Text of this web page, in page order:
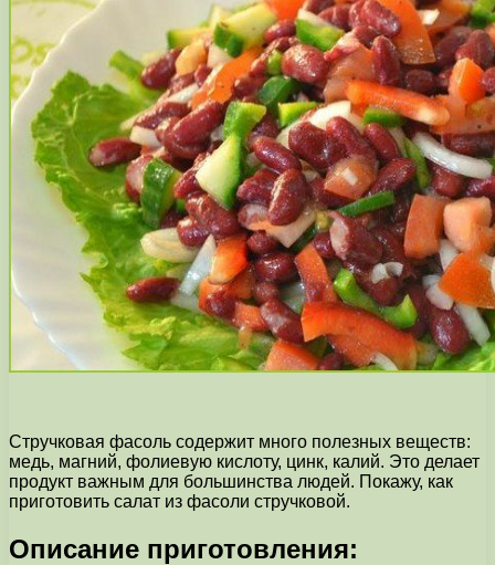
Стручковая фасоль содержит много полезных веществ:
медь, магний, фолиевую кислоту, цинк, калий. Это делает
продукт важным для большинства людей. Покажу, как
приготовить салат из фасоли стручковой.
Описание приготовления: